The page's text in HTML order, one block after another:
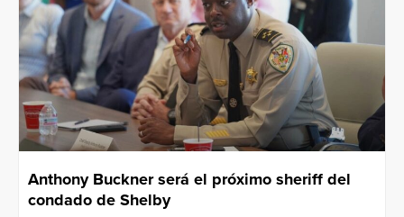
Anthony Buckner será el próximo sheriff del
condado de Shelby